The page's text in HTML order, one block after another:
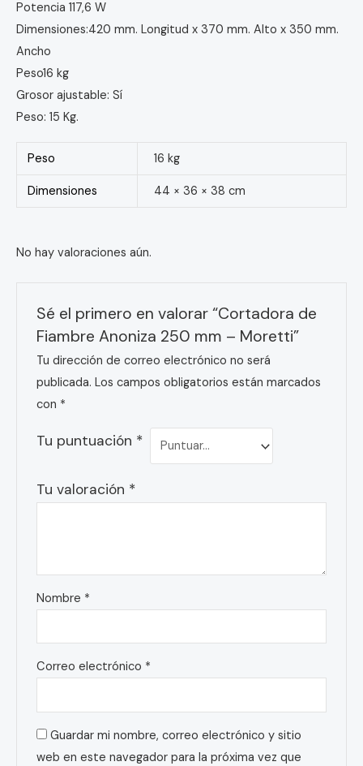
Potencia 117,6 W
Dimensiones:420 mm. Longitud x 370 mm. Alto x 350 mm.
Ancho
Peso16 kg
Grosor ajustable: Sí
Peso: 15 Kg.
Peso 16 kg
Dimensiones 44 × 36 × 38 cm
No hay valoraciones aún.
Sé el primero en valorar “Cortadora de
Fiambre Anoniza 250 mm – Moretti”
Tu dirección de correo electrónico no será
publicada. Los campos obligatorios están marcados
con *
Tu puntuación *
Tu valoración *
Nombre *
Correo electrónico *
Guardar mi nombre, correo electrónico y sitio
web en este navegador para la próxima vez que